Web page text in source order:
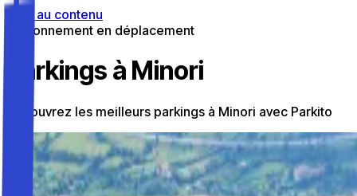
Aller au contenu
Stationnement en déplacement
Parkings à Minori
Découvrez les meilleurs parkings à Minori avec Parkito